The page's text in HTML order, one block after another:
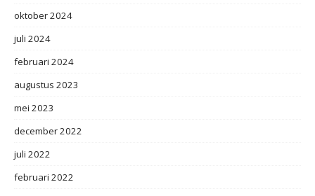
oktober 2024
juli 2024
februari 2024
augustus 2023
mei 2023
december 2022
juli 2022
februari 2022